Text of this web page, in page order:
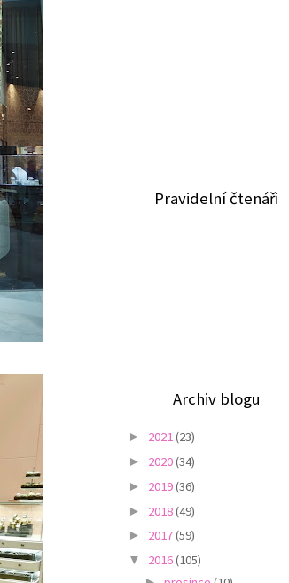
Pravidelní čtenáři
Archiv blogu
► 2021 (23)
► 2020(34)
► 2019(36)
► 2018(49)
► 2017(59)
▼ 2016(105)